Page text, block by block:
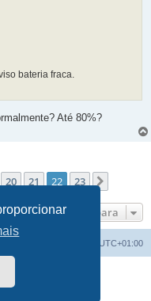
bateria fraca.
Até 80%?
20 21 22 23
Ir para
UTC+01:00
© phpBB Limited